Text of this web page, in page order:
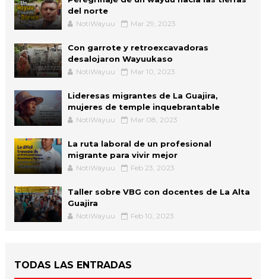
del norte
NotiWayuu Mar 29, 2023
Con garrote y retroexcavadoras
desalojaron Wayuukaso
NotiWayuu Mar 10, 2023
Lideresas migrantes de La Guajira,
mujeres de temple inquebrantable
NotiWayuu Mar 08, 2023
La ruta laboral de un profesional
migrante para vivir mejor
NotiWayuu Feb 23, 2023
Taller sobre VBG con docentes de La Alta
Guajira
NotiWayuu Feb 10, 2023
TODAS LAS ENTRADAS